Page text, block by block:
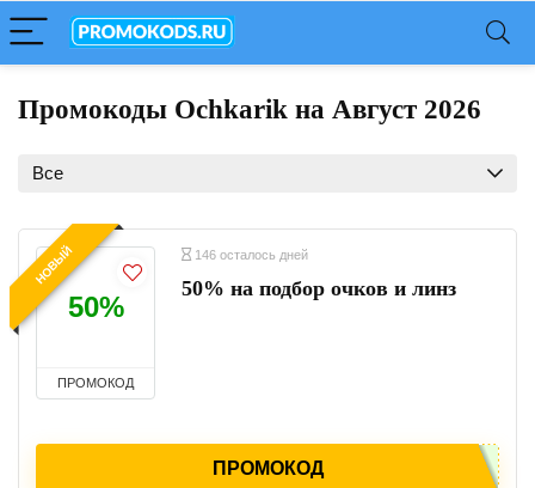
Промокоды Ochkarik на Август 2026
Все
НОВЫЙ
50%
ПРОМОКОД
146 осталось дней
50% на подбор очков и линз
ПРОМОКОД